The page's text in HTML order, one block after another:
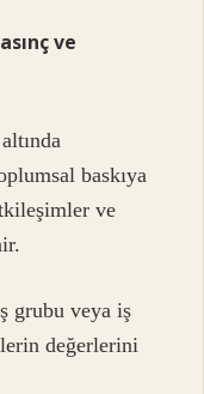
ve
baskıya
ve
grubu veya iş
değerlerini